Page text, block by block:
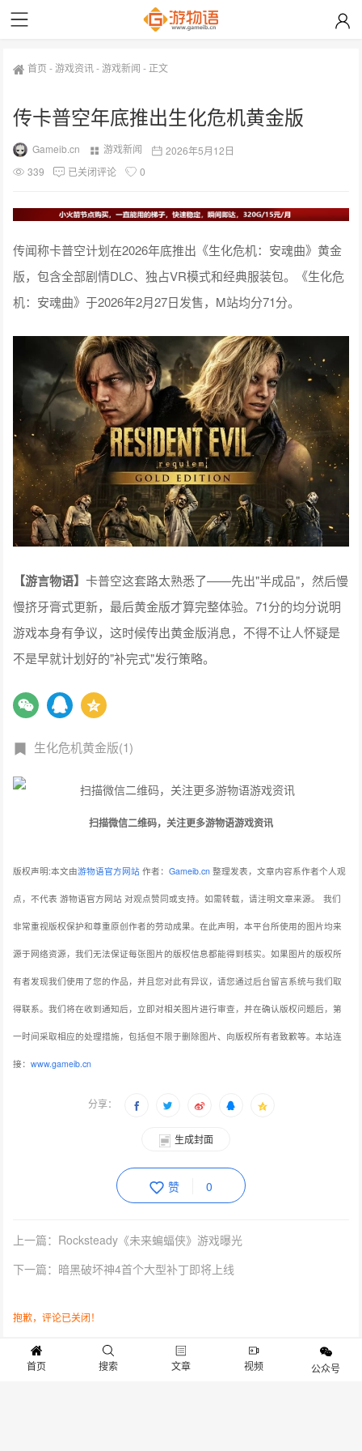
首页 -游戏资讯-游戏新闻 - 正文
传卡普空年底推出生化危机黄金版
Gameib.cn 游戏新闻
2026年5月12日
339
已关闭评论 0
传闻称卡普空计划在2026年底推出《生化危机：安魂曲》黄金
版，包含全部剧情DLC、独占VR模式和经典服装包。《生化危
机：安魂曲》于2026年2月27日发售，M站均分71分。
【游言物语】卡普空这套路太熟悉了——先出"半成品"，然后慢
慢挤牙膏式更新，最后黄金版才算完整体验。71分的均分说明
游戏本身有争议，这时候传出黄金版消息，不得不让人怀疑是
不是早就计划好的"补完式"发行策略。
生化危机黄金版(1)
扫描微信二维码，关注更多游物语游戏资讯
版权声明:本文由游物语官方网站 作者：Gameib.cn 整理发表，文章内容系作者个人观
点，不代表 游物语官方网站 对观点赞同或支持。如需转载，请注明文章来源。 我们
非常重视版权保护和尊重原创作者的劳动成果。在此声明，本平台所使用的图片均来
源于网络资源，我们无法保证每张图片的版权信息都能得到核实。如果图片的版权所
有者发现我们使用了您的作品，并且您对此有异议，请您通过后台留言系统与我们取
得联系。我们将在收到通知后，立即对相关图片进行审查，并在确认版权问题后，第
一时间采取相应的处理措施，包括但不限于删除图片、向版权所有者致歉等。本站连
接：www.gameib.cn
分享：
生成封面
赞 0
上一篇：Rocksteady《未来蝙蝠侠》游戏曝光
下一篇：暗黑破坏神4首个大型补丁即将上线
抱歉，评论已关闭！
首页 搜索 文章 视频 公众号